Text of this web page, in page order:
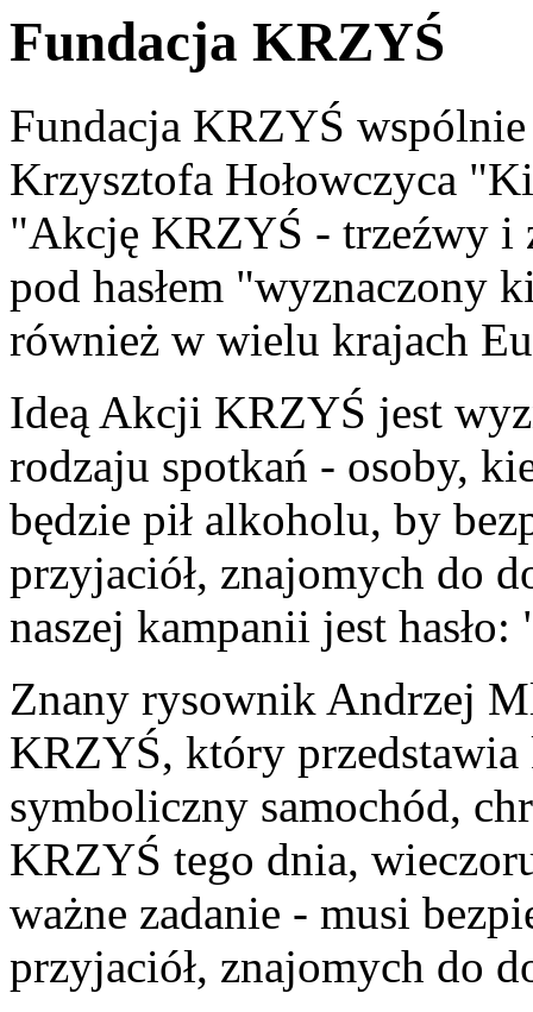
Fundacja KRZYŚ
Fundacja KRZYŚ
Krzysztofa Hołowczyca
"Akcję KRZYŚ - trzeźwy i
pod hasłem "wyznaczony
również w wielu krajach
Ideą Akcji KRZYŚ jest
rodzaju spotkań - osoby,
będzie pił alkoholu, by
przyjaciół, znajomych do
naszej kampanii jest
Znany rysownik Andrzej
KRZYŚ, który przedstawia
symboliczny samochód,
KRZYŚ tego dnia,
ważne zadanie - musi
przyjaciół, znajomych do